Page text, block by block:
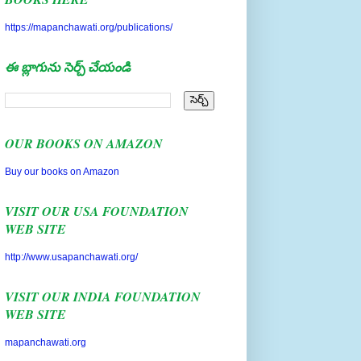
https://mapanchawati.org/publications/
ఈ బ్లాగును సెర్చ్ చేయండి
OUR BOOKS ON AMAZON
Buy our books on Amazon
VISIT OUR USA FOUNDATION
WEB SITE
http://www.usapanchawati.org/
VISIT OUR INDIA FOUNDATION
WEB SITE
mapanchawati.org